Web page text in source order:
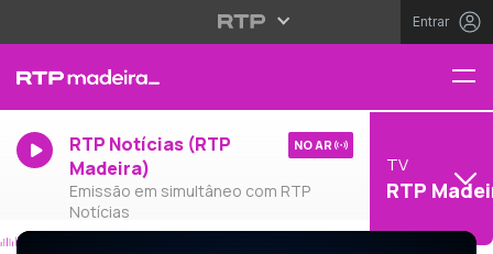
Entrar
RTP Notícias (RTP
Madeira)
Emissão em simultâneo com RTP
Notícias
NO AR
TV
RTP